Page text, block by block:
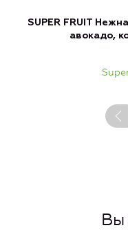
SUPER FRUIT
авокадо,
Вы